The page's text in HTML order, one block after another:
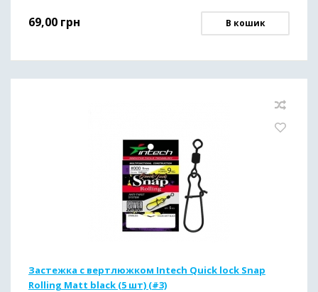
69,00 грн В кошик
Застежка с вертлюжком Intech Quick lock Snap
Rolling Matt black (5 шт) (#3)